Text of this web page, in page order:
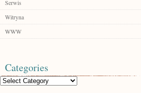
Serwis
Witryna
WWW
Categories
Categories